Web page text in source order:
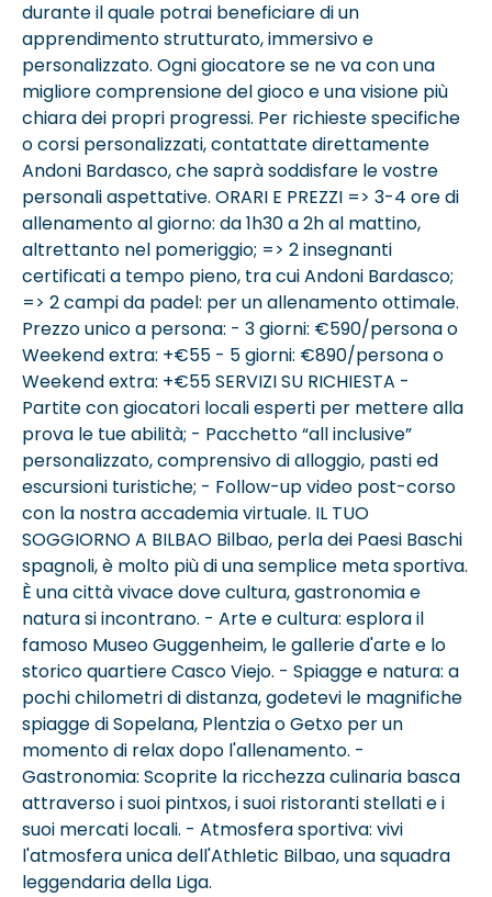
durante il quale potrai beneficiare di un
apprendimento strutturato, immersivo e
personalizzato. Ogni giocatore se ne va con una
migliore comprensione del gioco e una visione più
chiara dei propri progressi. Per richieste specifiche
o corsi personalizzati, contattate direttamente
Andoni Bardasco, che saprà soddisfare le vostre
personali aspettative. ORARI E PREZZI => 3-4 ore di
allenamento al giorno: da 1h30 a 2h al mattino,
altrettanto nel pomeriggio; => 2 insegnanti
certificati a tempo pieno, tra cui Andoni Bardasco;
=> 2 campi da padel: per un allenamento ottimale.
Prezzo unico a persona: - 3 giorni: €590/persona o
Weekend extra: +€55 - 5 giorni: €890/persona o
Weekend extra: +€55 SERVIZI SU RICHIESTA -
Partite con giocatori locali esperti per mettere alla
prova le tue abilità; - Pacchetto “all inclusive”
personalizzato, comprensivo di alloggio, pasti ed
escursioni turistiche; - Follow-up video post-corso
con la nostra accademia virtuale. IL TUO
SOGGIORNO A BILBAO Bilbao, perla dei Paesi Baschi
spagnoli, è molto più di una semplice meta sportiva.
È una città vivace dove cultura, gastronomia e
natura si incontrano. - Arte e cultura: esplora il
famoso Museo Guggenheim, le gallerie d'arte e lo
storico quartiere Casco Viejo. - Spiagge e natura: a
pochi chilometri di distanza, godetevi le magnifiche
spiagge di Sopelana, Plentzia o Getxo per un
momento di relax dopo l'allenamento. -
Gastronomia: Scoprite la ricchezza culinaria basca
attraverso i suoi pintxos, i suoi ristoranti stellati e i
suoi mercati locali. - Atmosfera sportiva: vivi
l'atmosfera unica dell'Athletic Bilbao, una squadra
leggendaria della Liga.